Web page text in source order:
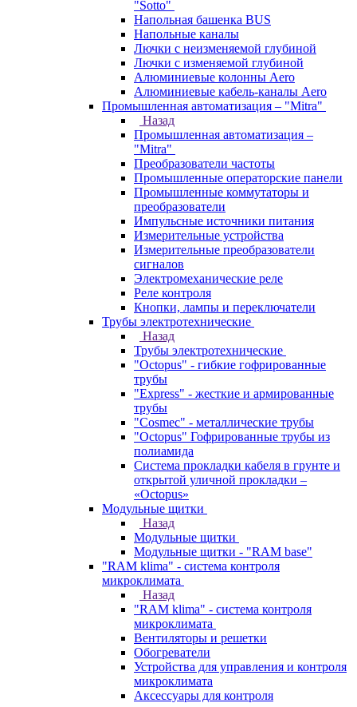
"Sotto"
Напольная башенка BUS
Напольные каналы
Лючки с неизменяемой глубиной
Лючки с изменяемой глубиной
Алюминиевые колонны Aero
Алюминиевые кабель-каналы Aero
Промышленная автоматизация – "Mitra"
Назад
Промышленная автоматизация –
"Mitra"
Преобразователи частоты
Промышленные операторские панели
Промышленные коммутаторы и
преобразователи
Импульсные источники питания
Измерительные устройства
Измерительные преобразователи
сигналов
Электромеханические реле
Реле контроля
Кнопки, лампы и переключатели
Трубы электротехнические
Назад
Трубы электротехнические
"Octopus" - гибкие гофрированные
трубы
"Express" - жесткие и армированные
трубы
"Cosmec" - металлические трубы
"Octopus" Гофрированные трубы из
полиамида
Система прокладки кабеля в грунте и
открытой уличной прокладки –
«Octopus»
Модульные щитки
Назад
Модульные щитки
Модульные щитки - "RAM base"
"RAM klima" - система контроля
микроклимата
Назад
"RAM klima" - система контроля
микроклимата
Вентиляторы и решетки
Обогреватели
Устройства для управления и контроля
микроклимата
Аксессуары для контроля